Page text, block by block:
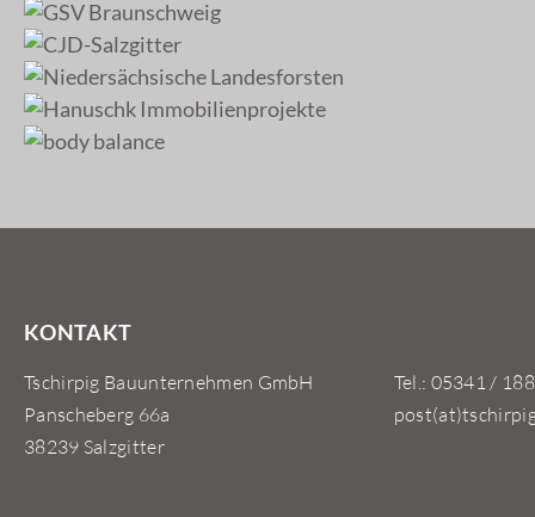
KONTAKT
Tschirpig Bauunternehmen GmbH
Panscheberg 66a
38239 Salzgitter
Tel.: 05341 /